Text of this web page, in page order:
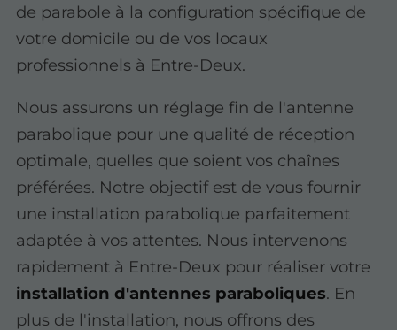
de parabole à la configuration spécifique de
votre domicile ou de vos locaux
professionnels à Entre-Deux.
Nous assurons un réglage fin de l'antenne
parabolique pour une qualité de réception
optimale, quelles que soient vos chaînes
préférées. Notre objectif est de vous fournir
une installation parabolique parfaitement
adaptée à vos attentes. Nous intervenons
rapidement à Entre-Deux pour réaliser votre
installation d'antennes paraboliques. En
plus de l'installation, nous offrons des